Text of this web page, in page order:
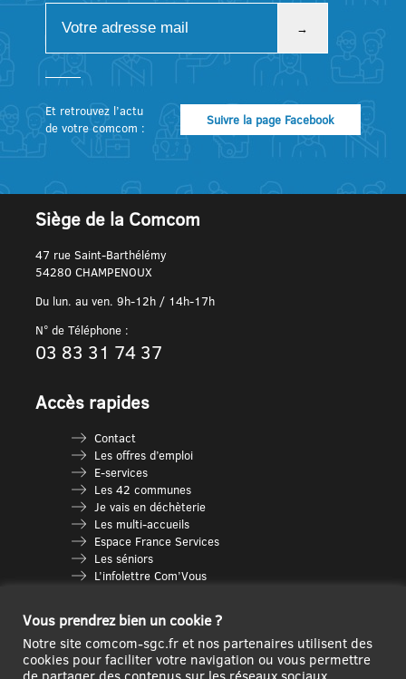
Et retrouvez l’actu
de votre comcom :
Suivre la page Facebook
Siège de la Comcom
47 rue Saint-Barthélémy
54280 CHAMPENOUX
Du lun. au ven. 9h-12h / 14h-17h
N° de Téléphone :
03 83 31 74 37
Accès rapides
Contact
Les offres d’emploi
E-services
Les 42 communes
Je vais en déchèterie
Les multi-accueils
Espace France Services
Les séniors
L’infolettre Com’Vous
Vous prendrez bien un cookie ?
Notre site comcom-sgc.fr et nos partenaires utilisent des
cookies pour faciliter votre navigation ou vous permettre